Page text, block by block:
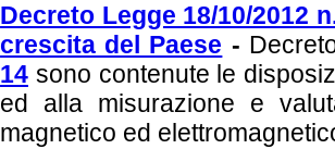
Decreto Legge 18/10/2012
crescita del Paese -
14 sono contenute le
ed alla misurazione e
magnetico ed